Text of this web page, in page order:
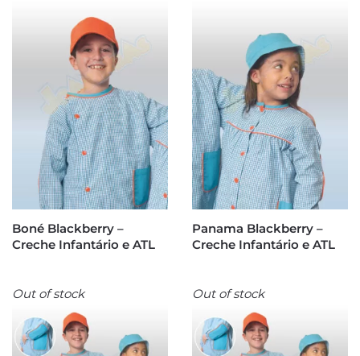
Boné Blackberry –
Creche Infantário e ATL
Panama Blackberry –
Creche Infantário e ATL
Out of stock Out of stock